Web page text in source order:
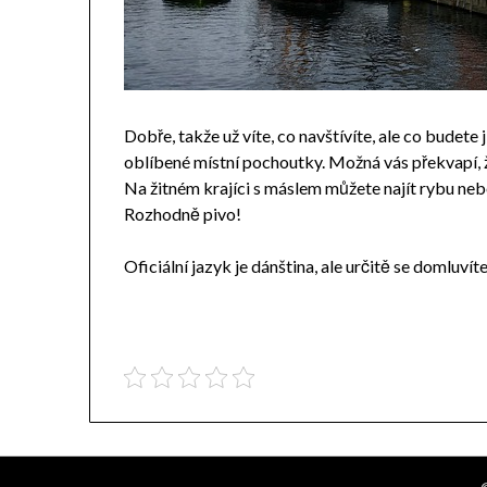
Dobře, takže už víte, co navštívíte, ale co
oblíbené místní pochoutky. Možná vás překvapí,
Na žitném krajíci s máslem můžete najít rybu
Rozhodně pivo!
Oficiální jazyk je dánština, ale určitě se